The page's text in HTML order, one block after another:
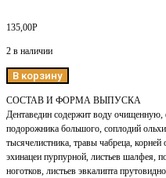
135,00Р
2 в наличии
В корзину
СОСТАВ И ФОРМА ВЫПУСКА
Дентаведин содержит воду
подорожника большого, соплодий
тысячелистника, травы чабреца,
эхинацеи пурпурной, листьев шалфея,
ноготков, листьев эвкалипта